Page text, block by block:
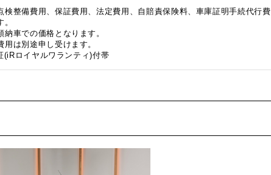
整備費用、保証費用、法定費用、自賠責保険料、車庫証明手続代行費
車での価格となります。
は別途申し受けます。
ロイヤルワランティ)付帯